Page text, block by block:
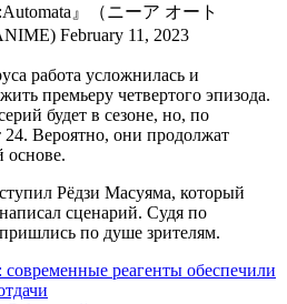
』（ニーア オート
February 11, 2023
работа усложнилась и
премьеру четвертого эпизода.
будет в сезоне, но, по
Вероятно, они продолжат
основе.
Рёдзи Масуяма, который
сценарий. Судя по
по душе зрителям.
современные реагенты обеспечили